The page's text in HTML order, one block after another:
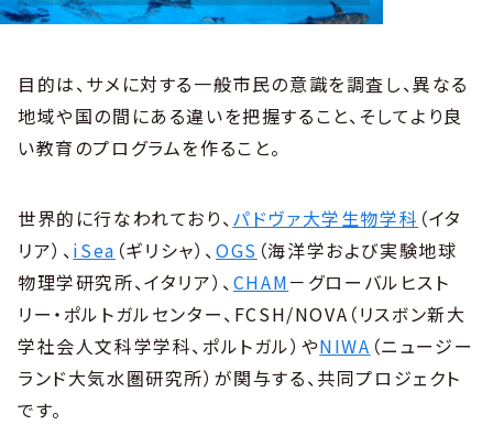
目的は、サメに対する一般市民の意識を調査し、異なる
地域や国の間にある違いを把握すること、そしてより良
い教育のプログラムを作ること。
世界的に行なわれており、パドヴァ大学生物学科 （イタ
リア）、iSea （ギリシャ）、OGS （海洋学および実験地球
物理学研究所、イタリア）、CHAM－グローバルヒスト
リー・ポルトガルセンター、FCSH/NOVA（リスボン新大
学社会人文科学学科、ポルトガル）やNIWA （ニュージー
ランド大気水圏研究所）が関与する、共同プロジェクト
です。